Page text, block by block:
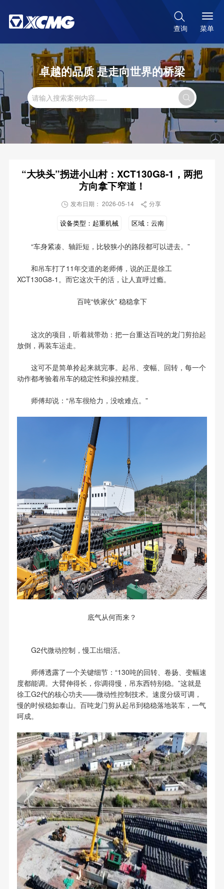

查询 菜单
卓越的品质 是走向世界的桥梁

“大块头”拐进小山村：XCT130G8-1，两把
方向拿下窄道！
 发布日期： 2026-05-14  分享
设备类型： 起重机械 区域： 云南
“车身紧凑、轴距短，比较狭小的路段都可以进去。”
和吊车打了11年交道的老师傅，说的正是徐工
XCT130G8-1。而它这次干的活，让人直呼过瘾。
百吨“铁家伙” 稳稳拿下
这次的项目，听着就带劲：把一台重达百吨的龙门剪抬起
放倒，再装车运走。
这可不是简单拎起来就完事。起吊、变幅、回转，每一个
动作都考验着吊车的稳定性和操控精度。
师傅却说：“吊车很给力，没啥难点。”
底气从何而来？
G2代微动控制，慢工出细活。
师傅透露了一个关键细节：“130吨的回转、卷扬、变幅速
度都能调。大臂伸得长，你调得慢，吊东西特别稳。”这就是
徐工G2代的核心功夫——微动性控制技术。速度分级可调，
慢的时候稳如泰山。百吨龙门剪从起吊到稳稳落地装车，一气
呵成。